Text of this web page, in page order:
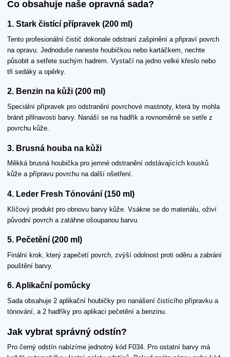
Co obsahuje naše opravná sada?
1. Stark čistící přípravek (200 ml)
Tento profesionální čistič dokonale odstraní zašpinění a připraví povrch
na opravu. Jednoduše naneste houbičkou nebo kartáčkem, nechte
působit a setřete suchým hadrem. Vystačí na jedno velké křeslo nebo
tři sedáky a opěrky.
2. Benzin na kůži (200 ml)
Speciální přípravek pro odstranění povrchové mastnoty, která by mohla
bránit přilnavosti barvy. Nanáší se na hadřík a rovnoměrně se setře z
povrchu kůže.
3. Brusná houba na kůži
Měkká brusná houbička pro jemné odstranění odstávajících kousků
kůže a přípravu povrchu na další ošetření.
4. Leder Fresh Tónování (150 ml)
Klíčový produkt pro obnovu barvy kůže. Vsákne se do materiálu, oživí
původní povrch a zatáhne ošoupanou barvu.
5. Pečetění (200 ml)
Finální krok, který zapečetí povrch, zvýší odolnost proti oděru a zabrání
pouštění barvy.
6. Aplikační pomůcky
Sada obsahuje 2 aplikační houbičky pro nanášení čistícího přípravku a
tónování, a 2 hadříky pro aplikaci pečetění a benzinu.
Jak vybrat správný odstín?
Pro černý odstín nabízíme jednotný kód F034. Pro ostatní barvy má